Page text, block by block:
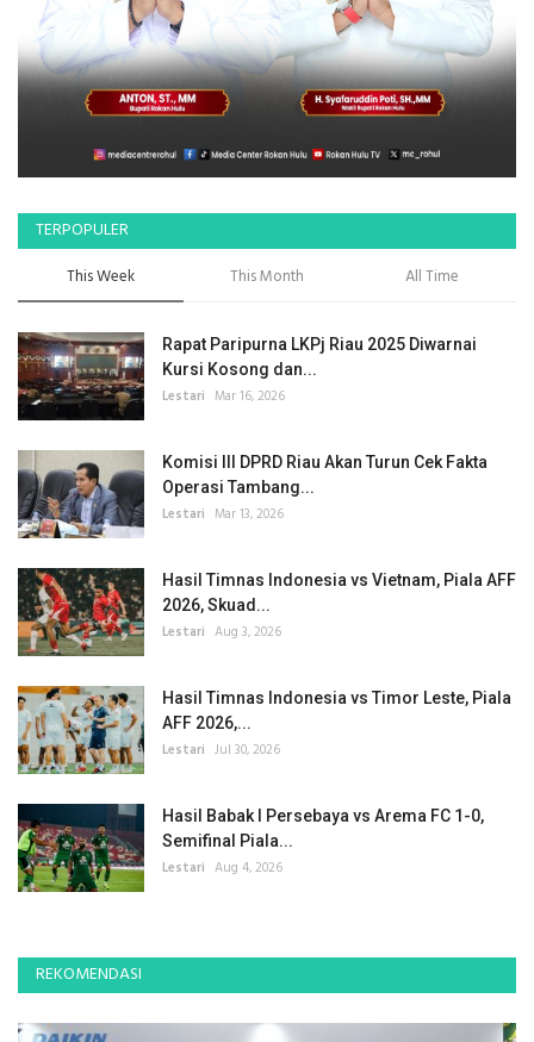
TERPOPULER
This Week This Month All Time
Rapat Paripurna LKPj Riau 2025 Diwarnai
Kursi Kosong dan...
Lestari Mar 16, 2026
Komisi III DPRD Riau Akan Turun Cek Fakta
Operasi Tambang...
Lestari Mar 13, 2026
Hasil Timnas Indonesia vs Vietnam, Piala AFF
2026, Skuad...
Lestari Aug 3, 2026
Hasil Timnas Indonesia vs Timor Leste, Piala
AFF 2026,...
Lestari Jul 30, 2026
Hasil Babak I Persebaya vs Arema FC 1-0,
Semifinal Piala...
Lestari Aug 4, 2026
REKOMENDASI